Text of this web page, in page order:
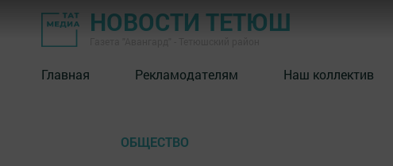
НОВОСТИ ТЕТЮШ
Главная Рекламодателям Наш коллектив
ОБЩЕСТВО